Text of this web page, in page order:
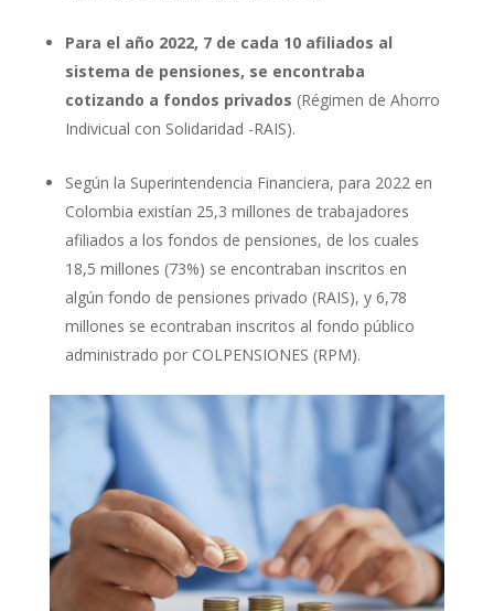
Para el año 2022, 7 de cada 10 afiliados al
sistema de pensiones, se encontraba
cotizando a fondos privados (Régimen de Ahorro
Indivicual con Solidaridad -RAIS).
Según la Superintendencia Financiera, para 2022 en
Colombia existían 25,3 millones de trabajadores
afiliados a los fondos de pensiones, de los cuales
18,5 millones (73%) se encontraban inscritos en
algún fondo de pensiones privado (RAIS), y 6,78
millones se econtraban inscritos al fondo público
administrado por COLPENSIONES (RPM).